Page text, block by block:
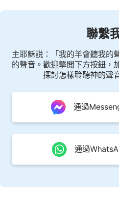
聯繫
主耶穌説：「我的羊會聽我的
的聲音。歡迎擊閲下方按鈕，
探討怎樣聆聽神的聲
通過
通過